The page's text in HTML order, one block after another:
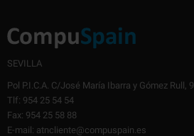
SEVILLA
Pol P.I.C.A. C/José María Ibarra y Gómez Rull, 9
Tlf: 954 25 54 54
Fax: 954 25 58 88
E-mail: atncliente@compuspain.es